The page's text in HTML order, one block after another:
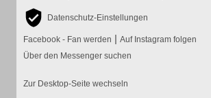
Datenschutz-Einstellungen
Facebook - Fan werden | Auf Instagram folgen
Über den Messenger suchen
Zur Desktop-Seite wechseln